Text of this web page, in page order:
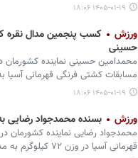
۱۴۰۵-۰۱-۱۹ ۱۸:۰۶
ورزش
کسب پنجمین مدال نقره
حسینی
مسابقات کشتی فرنگی قهرمانی آسیا
۱۴۰۵-۰۱-۱۹ ۱۸:۰۶
ورزش بسنده محمدجواد رضایی
محمدجواد رضایی نماینده کشورمان
قهرمانی آسیا در وزن ۷۲ کیلوگرم به مدال نقره رسید.